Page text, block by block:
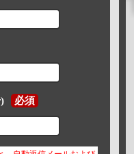
必須